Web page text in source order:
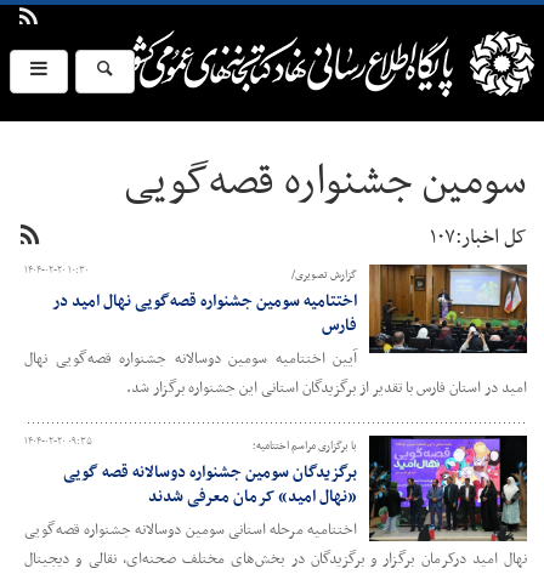
سومین جشنواره قصه‌گویی
کل اخبار:۱۰۷
۱۴۰۴-۰۲-۲۰ ۱۰:۳۰ گزارش تصویری/
اختتامیه سومین جشنواره قصه‌گویی نهال امید در
فارس
آیین اختتامیه سومین دوسالانه جشنواره قصه‌گویی نهال
امید در استان فارس با تقدیر از برگزیدگان استانی این جشنواره برگزار شد.
۱۴۰۴-۰۲-۲۰ ۰۹:۳۵ با برگزاری مراسم اختتامیه؛
برگزیدگان سومین جشنواره دوسالانه قصه گویی
«نهال امید» کرمان معرفی شدند
اختتامیه مرحله استانی سومین دوسالانه جشنواره قصه‌گویی
نهال امید درکرمان برگزار و برگزیدگان در بخش‌های مختلف صحنه‌ای، نقالی و دیجیتال